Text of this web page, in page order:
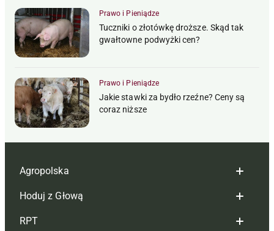
Prawo i Pieniądze
Tuczniki o złotówkę droższe. Skąd tak
gwałtowne podwyżki cen?
Prawo i Pieniądze
Jakie stawki za bydło rzeźne? Ceny są
coraz niższe
Agropolska
Redakcja
Reklama
Hoduj z Głową
Hoduj z głową bydło
RPT